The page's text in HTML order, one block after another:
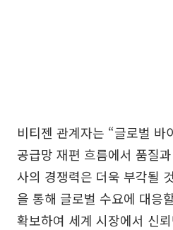
비티젠 관계자는 “글로벌 바
공급망 재편 흐름에서 품질
사의 경쟁력은 더욱 부각될
을 통해 글로벌 수요에 대응
확보하여 세계 시장에서 신